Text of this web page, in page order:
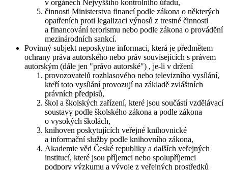
v orgánech Nejvyššího kontrolního úřadu,
činnosti Ministerstva financí podle zákona o některých
opatřeních proti legalizaci výnosů z trestné činnosti
a financování terorismu nebo podle zákona o provádění
mezinárodních sankcí.
Povinný subjekt neposkytne informaci, která je předmětem
ochrany práva autorského nebo práv souvisejících s právem
autorským (dále jen "právo autorské") , je-li v držení
provozovatelů rozhlasového nebo televizního vysílání,
kteří toto vysílání provozují na základě zvláštních
právních předpisů,
škol a školských zařízení, které jsou součástí vzdělávací
soustavy podle školského zákona a podle zákona
o vysokých školách,
knihoven poskytujících veřejné knihovnické
a informační služby podle knihovního zákona,
Akademie věd České republiky a dalších veřejných
institucí, které jsou příjemci nebo spolupříjemci
podpory výzkumu a vývoje z veřejných prostředků